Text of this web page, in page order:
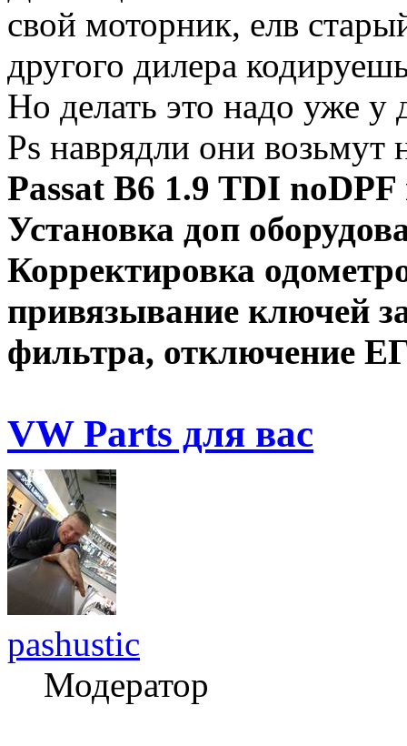
свой моторник, елв
другого дилера
Но делать это надо уже у
Ps наврядли они возьмут
Passat B6 1.9 TDI
Установка доп
Корректировка
привязывание ключей
фильтра, отключение
VW Parts для вас
pashustic
Модератор